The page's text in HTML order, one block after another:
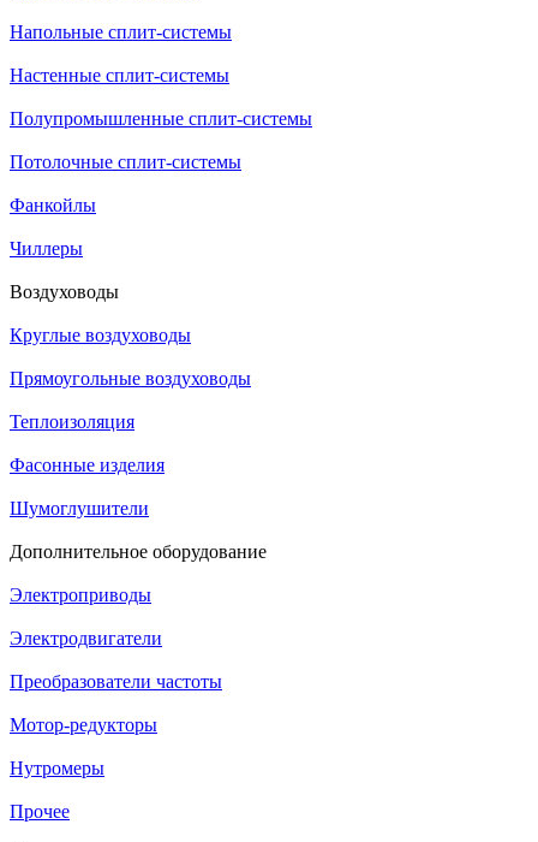
Напольные сплит-системы
Настенные сплит-системы
Полупромышленные сплит-системы
Потолочные сплит-системы
Фанкойлы
Чиллеры
Воздуховоды
Круглые воздуховоды
Прямоугольные воздуховоды
Теплоизоляция
Фасонные изделия
Шумоглушители
Дополнительное оборудование
Электроприводы
Электродвигатели
Преобразователи частоты
Мотор-редукторы
Нутромеры
Прочее